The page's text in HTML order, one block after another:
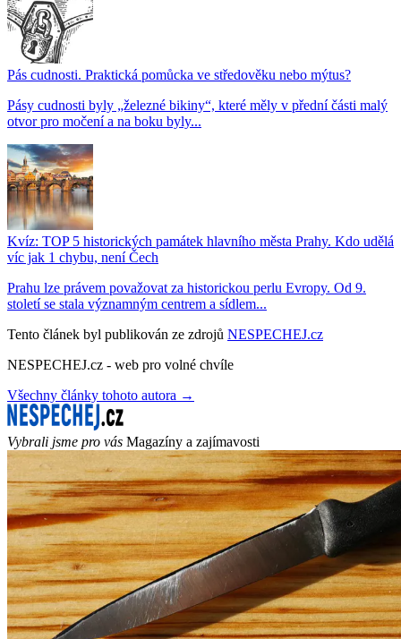
Pás cudnosti. Praktická pomůcka ve středověku nebo mýtus?
Pásy cudnosti byly „železné bikiny“, které měly v přední části malý
otvor pro močení a na boku byly...
Kvíz: TOP 5 historických památek hlavního města Prahy. Kdo udělá
víc jak 1 chybu, není Čech
Prahu lze právem považovat za historickou perlu Evropy. Od 9.
století se stala významným centrem a sídlem...
Tento článek byl publikován ze zdrojů NESPECHEJ.cz
NESPECHEJ.cz - web pro volné chvíle
Všechny články tohoto autora →
Vybrali jsme pro vás Magazíny a zajímavosti